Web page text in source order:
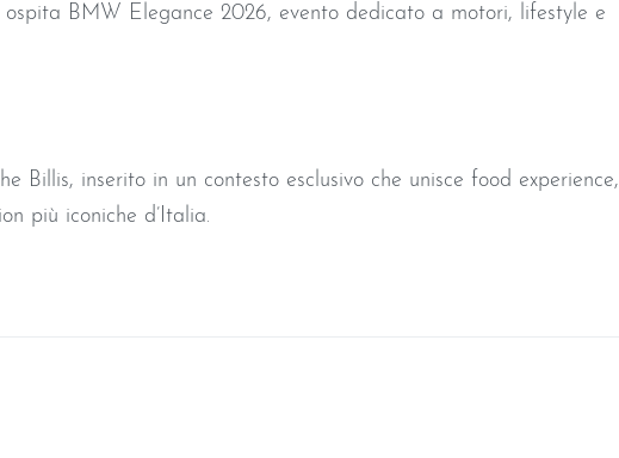
ospita BMW Elegance 2026, evento dedicato a motori, lifestyle e
Billis, inserito in un contesto esclusivo che unisce food experience,
più iconiche d’Italia.